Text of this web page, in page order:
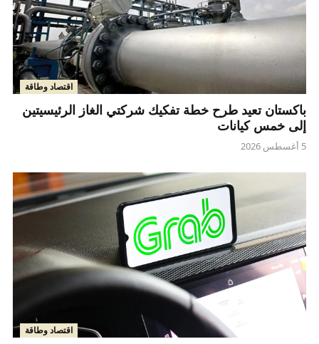
اقتصاد وطاقة
باكستان تعيد طرح خطة تفكيك شركتي الغاز الرئيسيتين
إلى خمس كيانات
5 أغسطس 2026
اقتصاد وطاقة